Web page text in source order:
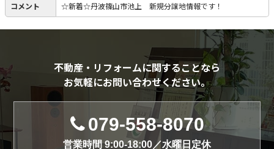
コメント ☆新着☆丹波篠山市池上 新規分譲地情報です！
不動産・リフォームに関することなら
お気軽にお問い合わせください。
079-558-8070
営業時間 9:00-18:00／水曜日定休